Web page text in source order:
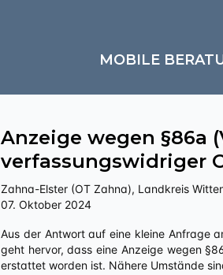
MOBILE
Anzeige wegen §86a
verfassungswidriger
Zahna-Elster (OT Zahna), Landkreis
07. Oktober 2024
Aus der Antwort auf eine kleine Anfrage an die Landesregierung Sachsen-Anhalts zu „Politisch motivierte Kriminalität – rechts“
geht hervor, dass eine Anzeige wegen
erstattet worden ist. Nähere Umstände